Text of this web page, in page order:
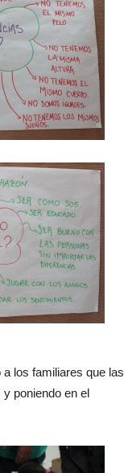
los familiares que las
poniendo en el